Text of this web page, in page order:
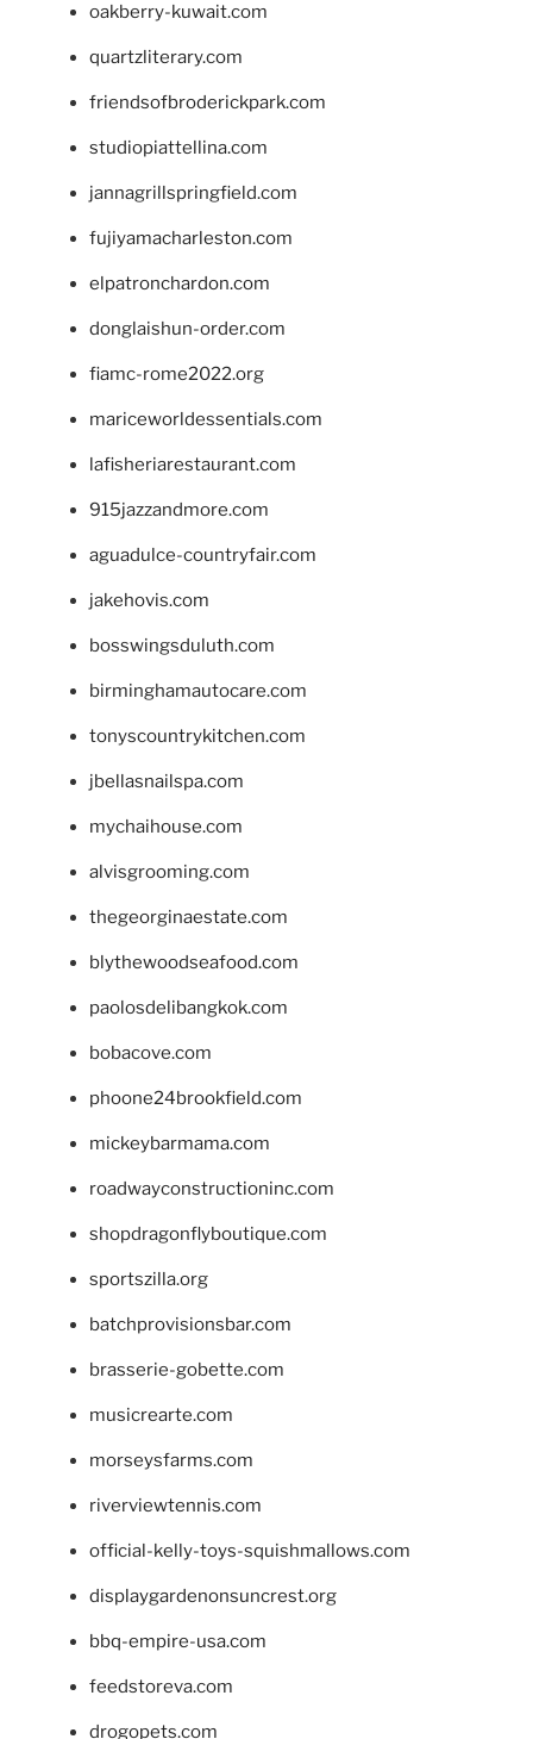
oakberry-kuwait.com
quartzliterary.com
friendsofbroderickpark.com
studiopiattellina.com
jannagrillspringfield.com
fujiyamacharleston.com
elpatronchardon.com
donglaishun-order.com
fiamc-rome2022.org
mariceworldessentials.com
lafisheriarestaurant.com
915jazzandmore.com
aguadulce-countryfair.com
jakehovis.com
bosswingsduluth.com
birminghamautocare.com
tonyscountrykitchen.com
jbellasnailspa.com
mychaihouse.com
alvisgrooming.com
thegeorginaestate.com
blythewoodseafood.com
paolosdelibangkok.com
bobacove.com
phoone24brookfield.com
mickeybarmama.com
roadwayconstructioninc.com
shopdragonflyboutique.com
sportszilla.org
batchprovisionsbar.com
brasserie-gobette.com
musicrearte.com
morseysfarms.com
riverviewtennis.com
official-kelly-toys-squishmallows.com
displaygardenonsuncrest.org
bbq-empire-usa.com
feedstoreva.com
drogopets.com